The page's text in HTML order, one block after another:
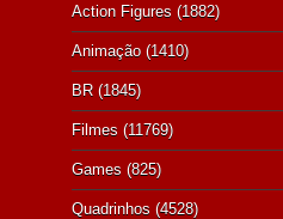
Action Figures (1882)
Animação (1410)
BR (1845)
Filmes (11769)
Games (825)
Quadrinhos (4528)